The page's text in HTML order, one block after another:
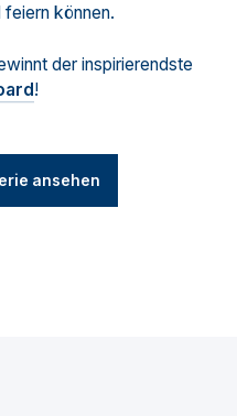
können.
der inspirierendste
!
ansehen